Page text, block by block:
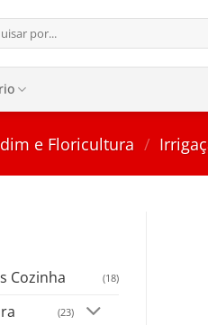
e Floricultura /
Cozinha (18)
(23)